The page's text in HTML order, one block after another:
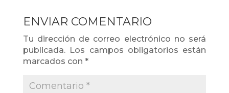
ENVIAR COMENTARIO
Tu dirección de correo electrónico no será
publicada. Los campos obligatorios están
marcados con *